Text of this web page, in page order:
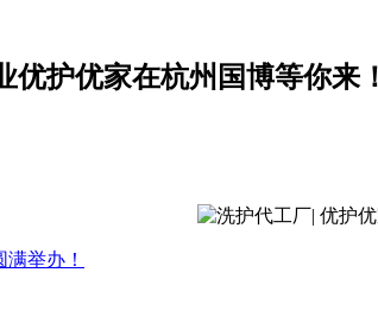
优护优家在杭州国博等你来！
举办！